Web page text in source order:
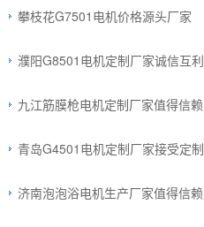
攀枝花G7501电机价格源头厂家
濮阳G8501电机定制厂家诚信互利
九江筋膜枪电机定制厂家值得信赖
青岛G4501电机定制厂家接受定制
济南泡泡浴电机生产厂家值得信赖